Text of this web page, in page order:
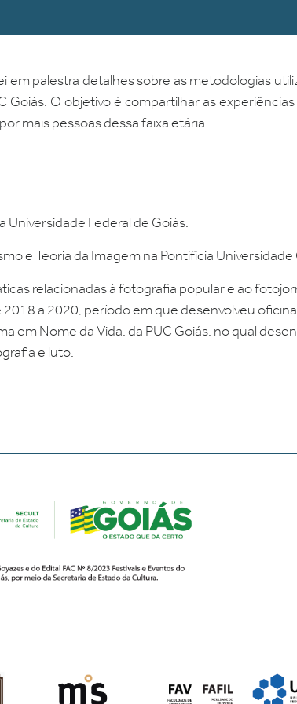
em palestra detalhes sobre as metodologias
Goiás. O objetivo é compartilhar as
mais pessoas dessa faixa etária.
Federal de Goiás.
e Teoria da Imagem na Pontifícia Universidade
relacionadas à fotografia popular e ao
2018 a 2020, período em que desenvolveu
em Nome da Vida, da PUC Goiás, no qual
e luto.